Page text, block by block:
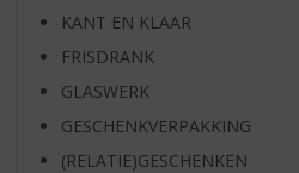
KANT EN KLAAR
FRISDRANK
GLASWERK
GESCHENKVERPAKKING
(RELATIE)GESCHENKEN